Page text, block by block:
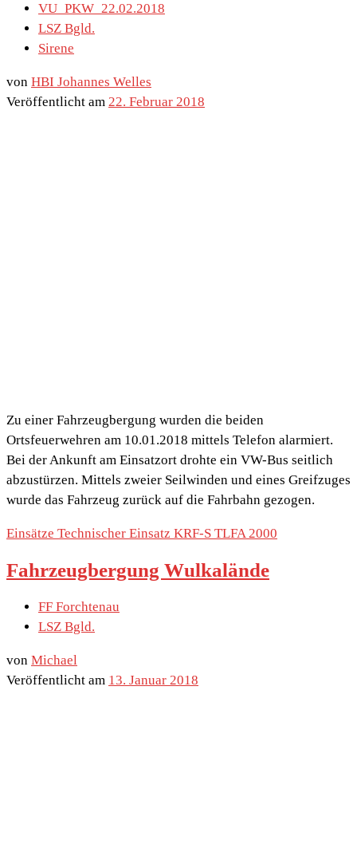
VU_PKW_22.02.2018
LSZ Bgld.
Sirene
von HBI Johannes Welles
Veröffentlicht am 22. Februar 2018
Zu einer Fahrzeugbergung wurden die beiden
Ortsfeuerwehren am 10.01.2018 mittels Telefon alarmiert.
Bei der Ankunft am Einsatzort drohte ein VW-Bus seitlich
abzustürzen. Mittels zweier Seilwinden und eines Greifzuges
wurde das Fahrzeug zurück auf die Fahrbahn gezogen.
Einsätze Technischer Einsatz KRF-S TLFA 2000
Fahrzeugbergung Wulkalände
FF Forchtenau
LSZ Bgld.
von Michael
Veröffentlicht am 13. Januar 2018